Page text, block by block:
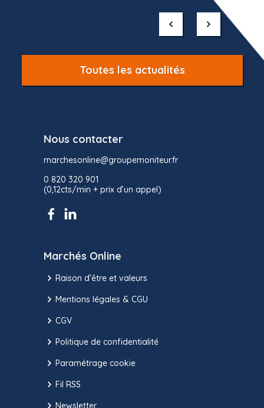
Toutes les actualités
Nous contacter
marchesonline@groupemoniteur.fr
0 820 320 901
(0,12cts/min + prix d’un appel)
Marchés Online
Raison d’être et valeurs
Mentions légales & CGU
CGV
Politique de confidentialité
Paramétrage cookie
Fil RSS
Newsletter